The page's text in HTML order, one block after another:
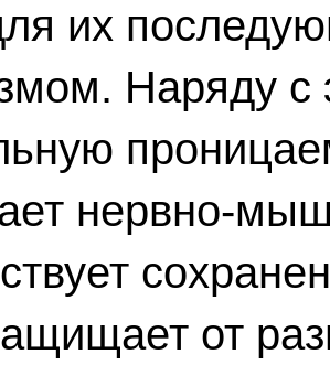
их
Наряду с
нервно-
от